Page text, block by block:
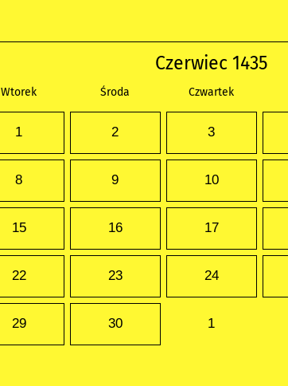
Czerwiec 1435
Wtorek Środa Czwartek
1 2 3
8 9 10
15 16 17
22 23 24
29 30 1